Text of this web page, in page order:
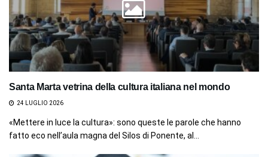
Santa Marta vetrina della cultura italiana nel mondo
24 LUGLIO 2026
«Mettere in luce la cultura»: sono queste le parole che hanno
fatto eco nell’aula magna del Silos di Ponente, al...